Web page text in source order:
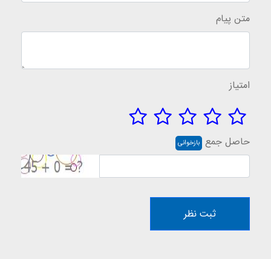
متن پیام
امتیاز
حاصل جمع بازخوانی
ثبت نظر